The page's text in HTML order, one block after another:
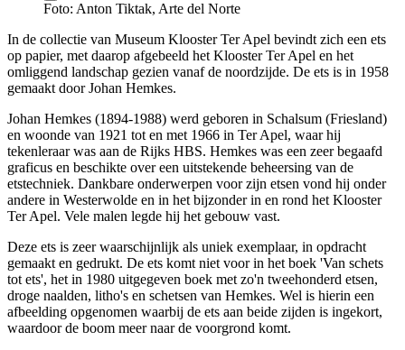
Foto: Anton Tiktak, Arte del Norte
In de collectie van Museum Klooster Ter Apel bevindt zich een ets
op papier, met daarop afgebeeld het Klooster Ter Apel en het
omliggend landschap gezien vanaf de noordzijde. De ets is in 1958
gemaakt door Johan Hemkes.
Johan Hemkes (1894-1988) werd geboren in Schalsum (Friesland)
en woonde van 1921 tot en met 1966 in Ter Apel, waar hij
tekenleraar was aan de Rijks HBS. Hemkes was een zeer begaafd
graficus en beschikte over een uitstekende beheersing van de
etstechniek. Dankbare onderwerpen voor zijn etsen vond hij onder
andere in Westerwolde en in het bijzonder in en rond het Klooster
Ter Apel. Vele malen legde hij het gebouw vast.
Deze ets is zeer waarschijnlijk als uniek exemplaar, in opdracht
gemaakt en gedrukt. De ets komt niet voor in het boek 'Van schets
tot ets', het in 1980 uitgegeven boek met zo'n tweehonderd etsen,
droge naalden, litho's en schetsen van Hemkes. Wel is hierin een
afbeelding opgenomen waarbij de ets aan beide zijden is ingekort,
waardoor de boom meer naar de voorgrond komt.